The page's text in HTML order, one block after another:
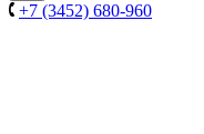
+7 (3452) 680-960